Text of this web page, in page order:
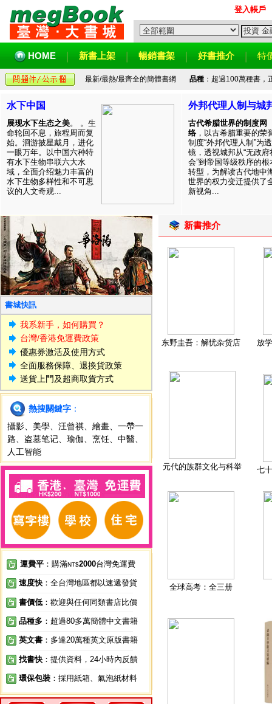
登入帳戶
HOME 新書上架 暢銷書架 好書推介 特
最新/最熱/最齊全的簡體書網 品種：超過100萬種書，
水下中国
展现水下生态之美。 。生
命轮回不息，旅程周而复
始。洄游披星戴月，进化
一眼万年。以中国六种特
有水下生物串联六大水
域，全面介绍魅力丰富的
水下生物多样性和不可思
议的人文奇观...
外邦代理人制与城
古代希腊世界的制度网
络 ，以古希腊重要的荣
制度“外邦代理人制”为透
镜，透视城邦从“无政府
会”到帝国等级秩序的根
转型，为解读古代地中
世界的权力变迁提供了
新视角...
書城快訊
我系新手，如何購買？
台灣/香港免運費政策
優惠券激活及使用方式
全面服務保障、退換貨政策
送貨上門及超商取貨方式
熱搜關鍵字 ：
攝影
美學 汪曾祺 繪畫
一帶一
路
盗墓笔记 瑜伽 烹饪 中醫
人工智能
運費平 ：購滿NT$2000台灣免運費
速度快 ：全台灣地區都以速遞發貨
書價低 ：歡迎與任何同類書店比價
品種多 ：超過80多萬簡體中文書籍
英文書 ：多達20萬種英文原版書籍
找書快 ：提供資料，24小時內反饋
環保包裝 ：採用紙箱、氣泡紙材料
新書推介
东野圭吾：解忧杂货店 放
元代的族群文化与科举 七
全球高考：全三册